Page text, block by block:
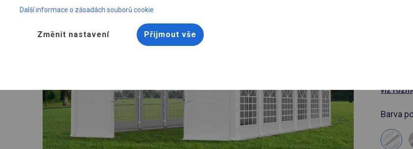
viz
Barva
Další informace o zásadách souborů cookie
Změnit nastavení Přijmout vše